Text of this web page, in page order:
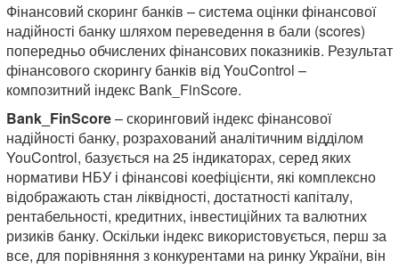
Фінансовий скоринг банків – система оцінки фінансової
надійності банку шляхом переведення в бали (scores)
попередньо обчислених фінансових показників. Результат
фінансового скорингу банків від YouControl –
композитний індекс Bank_FinScore.
Bank_FinScore– скоринговий індекс фінансової
надійності банку, розрахований аналітичним відділом
YouControl, базується на 25 індикаторах, серед яких
нормативи НБУ і фінансові коефіцієнти, які комплексно
відображають стан ліквідності, достатності капіталу,
рентабельності, кредитних, інвестиційних та валютних
ризиків банку. Оскільки індекс використовується, перш за
все, для порівняння з конкурентами на ринку України, він